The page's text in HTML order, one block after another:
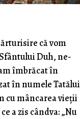
că vom
Duh, ne-
îmbrăcat în
în numele Tatălui
cu mâncarea vieţii
a zis cândva: „Nu